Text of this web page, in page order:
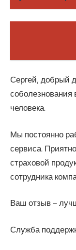
Сергей, добрый
соболезнования
человека.
Мы постоянно
сервиса.
страховой
сотрудника
Ваш отзыв –
Служба